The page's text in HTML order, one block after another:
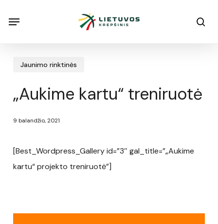
Menu
Jaunimo rinktinės
„Aukime kartu“ treniruotė
9 balandžio, 2021
[Best_Wordpress_Gallery id=”3″ gal_title=”„Aukime
kartu“ projekto treniruotė”]